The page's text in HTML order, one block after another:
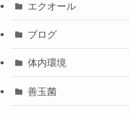
エクオール
ブログ
体内環境
善玉菌